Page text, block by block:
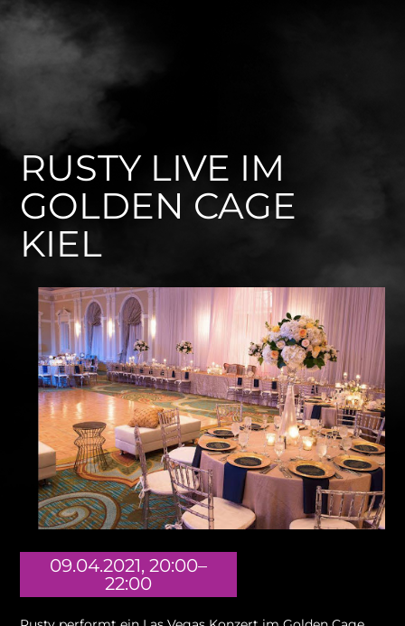
RUSTY LIVE IM
GOLDEN CAGE
KIEL
09.04.2021, 20:00–
22:00